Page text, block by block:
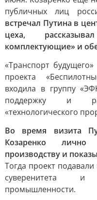
публичных лиц
встречал Путина в
цеха,
комплектующие» и
«Транспорт
проекта
входила в группу
поддержку и
«технологического
Во время визита
Козаренко
производству и
Тогда проект
суверенитета и
промышленности.